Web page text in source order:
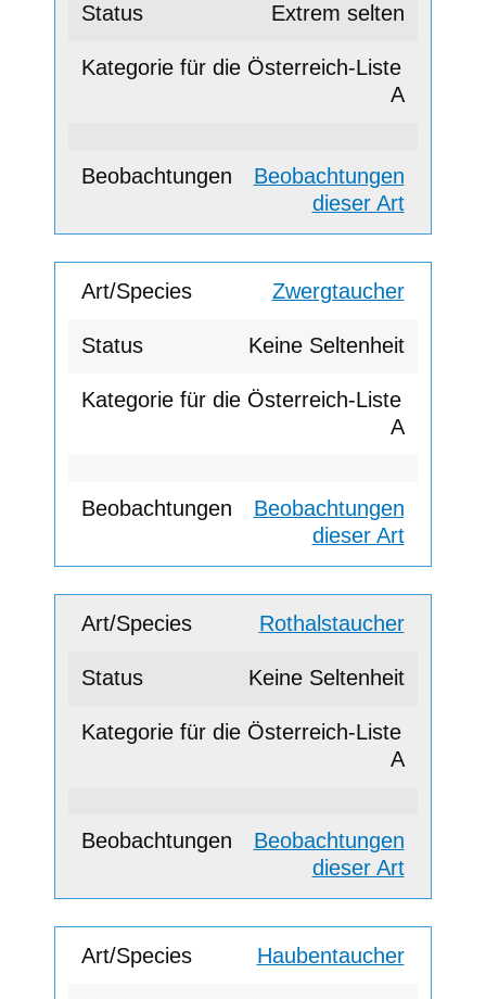
Extrem selten
A
Beobachtungen
dieser Art
Zwergtaucher
Keine Seltenheit
A
Beobachtungen
dieser Art
Rothalstaucher
Keine Seltenheit
A
Beobachtungen
dieser Art
Haubentaucher